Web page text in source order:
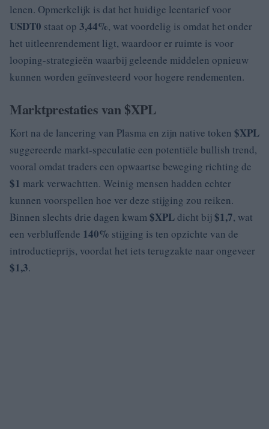
lenen. Opmerkelijk is dat het huidige leentarief voor
USDT0 staat op 3,44%, wat voordelig is omdat het onder
het uitleenrendement ligt, waardoor er ruimte is voor
looping-strategieën waarbij geleende middelen opnieuw
kunnen worden geïnvesteerd voor hogere rendementen.
Marktprestaties van $XPL
Kort na de lancering van Plasma en zijn native token $XPL
suggereerde markt-speculatie een potentiële bullish trend,
vooral omdat traders een opwaartse beweging richting de
$1 mark verwachtten. Weinig mensen hadden echter
kunnen voorspellen hoe ver deze stijging zou reiken.
Binnen slechts drie dagen kwam$XPLdicht bij$1,7, wat
een verbluffende 140% stijging is ten opzichte van de
introductieprijs, voordat het iets terugzakte naar ongeveer
$1,3.